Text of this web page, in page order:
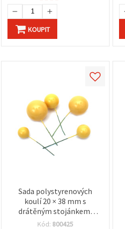
KOUPIT
Sada polystyrenových
koulí 20 × 38 mm s
drátěným stojánkem,
žluté, 20 ks
Kód: 800425